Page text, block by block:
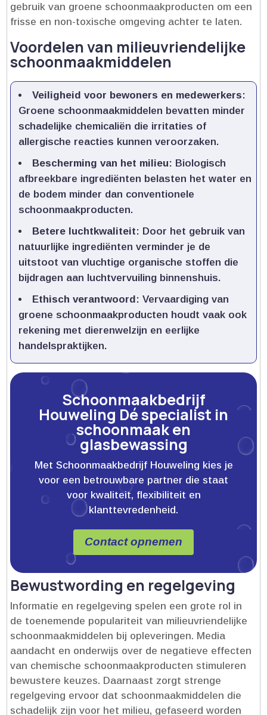
gebruik van groene schoonmaakproducten om een
frisse en non-toxische omgeving achter te laten.​
Voordelen van milieuvriendelijke
schoonmaakmiddelen
Veiligheid voor bewoners en medewerkers:
Groene schoonmaakmiddelen bevatten minder
schadelijke chemicaliën die irritaties of
allergische reacties kunnen veroorzaken.​
Bescherming van het milieu: Biologisch
afbreekbare ingrediënten belasten het water en
de bodem minder dan conventionele
schoonmaakproducten.​
Betere luchtkwaliteit: Door het gebruik van
natuurlijke ingrediënten verminder je de
uitstoot van vluchtige organische stoffen die
bijdragen aan luchtvervuiling binnenshuis.​
Ethisch verantwoord: Vervaardiging van
groene schoonmaakproducten houdt vaak ook
rekening met dierenwelzijn en eerlijke
handelspraktijken.​
Schoonmaakbedrijf
Houweling Dé specialist in
schoonmaak en
glasbewassing
Met Schoonmaakbedrijf Houweling kies je
voor een betrouwbare partner die staat
voor kwaliteit, flexibiliteit en
klanttevredenheid.
Contact opnemen
Bewustwording en regelgeving
Informatie en regelgeving spelen een grote rol in
de toenemende populariteit van milieuvriendelijke
schoonmaakmiddelen bij opleveringen.​ Media
aandacht en onderwijs over de negatieve effecten
van chemische schoonmaakproducten stimuleren
bewustere keuzes.​ Daarnaast zorgt strenge
regelgeving ervoor dat schoonmaakmiddelen die
schadelijk zijn voor het milieu, gefaseerd worden